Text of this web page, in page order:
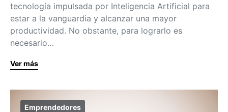
tecnología impulsada por Inteligencia Artificial para
estar a la vanguardia y alcanzar una mayor
productividad. No obstante, para lograrlo es
necesario…
Ver más
Emprendedores